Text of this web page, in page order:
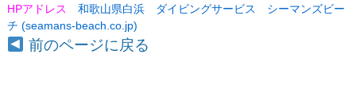
HPアドレス 和歌山県白浜 ダイビングサービス シーマンズビー
チ (seamans-beach.co.jp)
前のページに戻る